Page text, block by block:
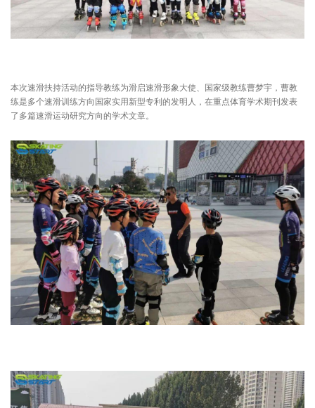
本次速滑扶持活动的指导教练为滑启速滑形象大使、国家级教练曹梦宇，曹教
练是多个速滑训练方向国家实用新型专利的发明人，在重点体育学术期刊发表
了多篇速滑运动研究方向的学术文章。